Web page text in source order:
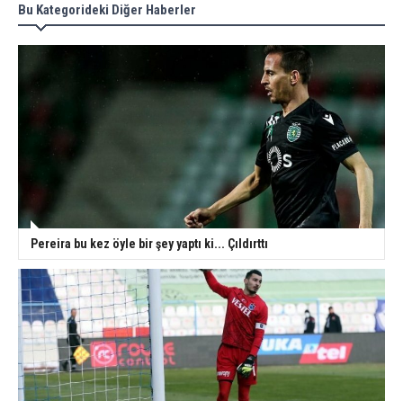
Bu Kategorideki Diğer Haberler
Pereira bu kez öyle bir şey yaptı ki... Çıldırttı